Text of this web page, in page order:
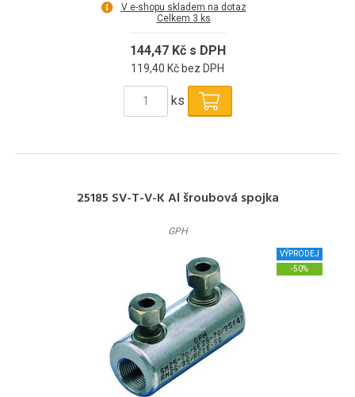
V e-shopu skladem na dotaz
Celkem 3 ks
144,47 Kč s DPH
119,40 Kč bez DPH
ks
25185 SV-T-V-K Al šroubová spojka
GPH
VÝPRODEJ
-50%